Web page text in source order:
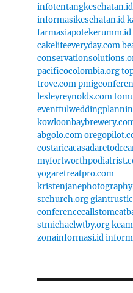
infotentangkesehatan.id
informasikesehatan.id
farmasiapotekerumm.id
cakelifeeveryday.com
pacificocolombia.org
trove.com
lesleyreynolds.com
abgolo.com
yogaretreatpro.com
srchurch.org
stmichaelwtby.org
zonainformasi.id